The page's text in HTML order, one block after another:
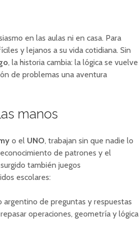
en las aulas ni en casa. Para
y lejanos a su vida cotidiana. Sin
, la historia cambia: la lógica se vuelve
de problemas una aventura
manos
o el UNO, trabajan sin que nadie lo
de patrones y el
también juegos
escolares:
argentino de preguntas y respuestas
operaciones, geometría y lógica